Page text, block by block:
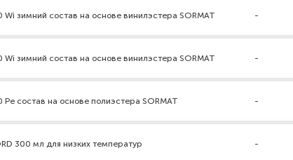
зимний состав на основе винилэстера SORMAT -
зимний состав на основе винилэстера SORMAT -
состав на основе полиэстера SORMAT -
300 мл для низких температур -